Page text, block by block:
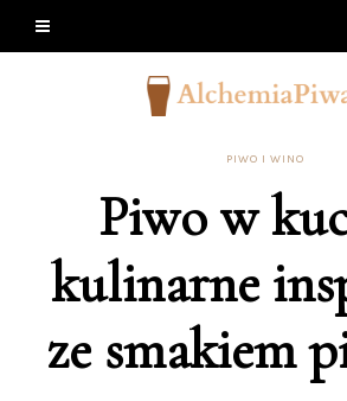
PIWO I WINO
Piwo w
kulinarne
ze smakiem